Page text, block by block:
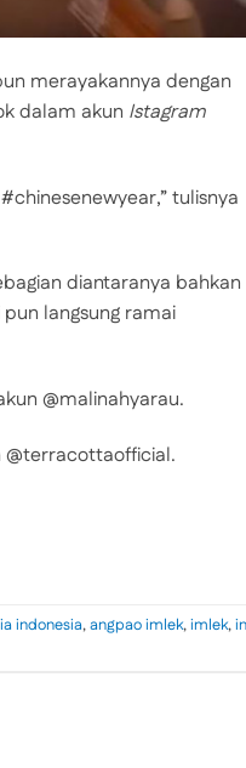
merayakannya dengan
dalam akun Istagram
tulisnya
diantaranya bahkan
langsung ramai
@malinahyarau.
@terracottaofficial.
indonesia,angpao imlek,imlek,